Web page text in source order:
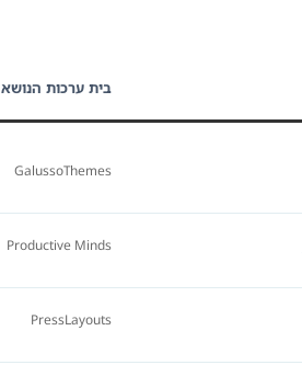
בית ערכות הנושא
GalussoThemes
Productive Minds
PressLayouts